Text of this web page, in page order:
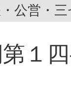
公営・
第１